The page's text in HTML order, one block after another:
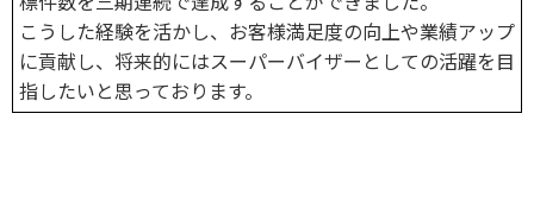
こうした経験を活かし、お客様満足度の向上や業績アップ
に貢献し、将来的にはスーパーバイザーとしての活躍を目
指したいと思っております。